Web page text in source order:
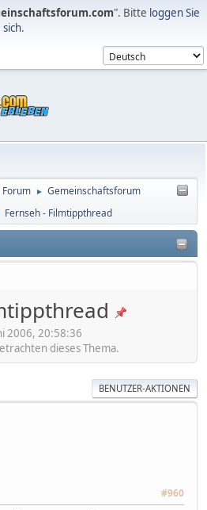
". Bitte loggen Sie
.
Forum ► Gemeinschaftsforum
Fernseh - Filmtippthread
2006, 20:58:36
dieses Thema.
BENUTZER-AKTIONEN
#960